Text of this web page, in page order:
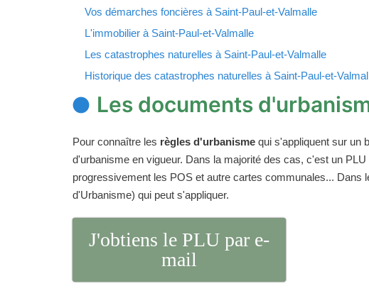
Vos démarches foncières à Saint-Paul-et-Valmalle
L'immobilier à Saint-Paul-et-Valmalle
Les catastrophes naturelles à Saint-Paul-et-Valmalle
Historique des catastrophes naturelles à Saint-Paul-et-
Les documents
Pour connaître les règles d'urbanisme qui s'appliquent sur un
d'urbanisme en vigueur. Dans la majorité des cas, c'est un
progressivement les POS et autre cartes communales...
d'Urbanisme) qui peut s'appliquer.
J'obtiens le PLU par e-
mail